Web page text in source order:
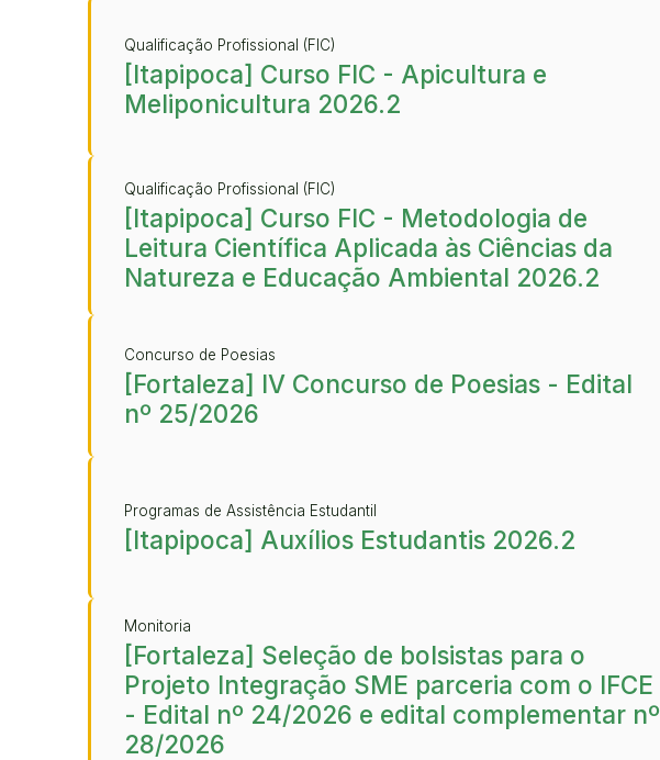
Qualificação Profissional (FIC)
[Itapipoca] Curso FIC - Apicultura e
Meliponicultura 2026.2
Qualificação Profissional (FIC)
[Itapipoca] Curso FIC - Metodologia de
Leitura Científica Aplicada às Ciências da
Natureza e Educação Ambiental 2026.2
Concurso de Poesias
[Fortaleza] IV Concurso de Poesias - Edital
nº 25/2026
Programas de Assistência Estudantil
[Itapipoca] Auxílios Estudantis 2026.2
Monitoria
[Fortaleza] Seleção de bolsistas para o
Projeto Integração SME parceria com o IFCE
- Edital nº 24/2026 e edital complementar nº
28/2026